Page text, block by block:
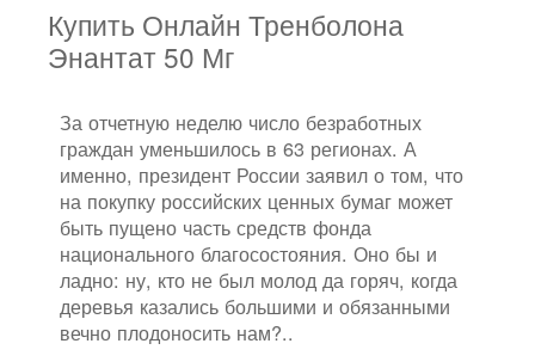
Купить Онлайн Тренболона
Энантат 50 Мг
За отчетную неделю число безработных
граждан уменьшилось в 63 регионах. А
именно, президент России заявил о том, что
на покупку российских ценных бумаг может
быть пущено часть средств фонда
национального благосостояния. Оно бы и
ладно: ну, кто не был молод да горяч, когда
деревья казались большими и обязанными
вечно плодоносить нам?..